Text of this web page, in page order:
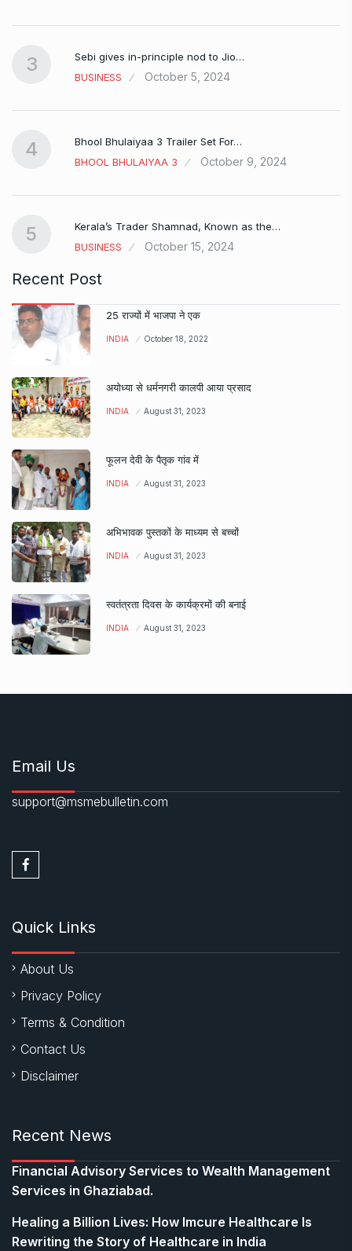
3
Sebi gives in-principle nod to Jio…
BUSINESS
October 5, 2024
4
Bhool Bhulaiyaa 3 Trailer Set For…
BHOOL BHULAIYAA 3
October 9, 2024
5
Kerala’s Trader Shamnad, Known as the…
BUSINESS
October 15, 2024
Recent Post
25 राज्यों में भाजपा ने एक
INDIA October 18, 2022
अयोध्या से धर्मनगरी कालपी आया प्रसाद
INDIA August 31, 2023
फूलन देवी के पैतृक गांव में
INDIA August 31, 2023
अभिभावक पुस्तकों के माध्यम से बच्चों
INDIA August 31, 2023
स्वतंत्रता दिवस के कार्यक्रमों की बनाई
INDIA August 31, 2023
Email Us
support@msmebulletin.com
Quick Links
About Us
Privacy Policy
Terms & Condition
Contact Us
Disclaimer
Recent News
Financial Advisory Services to Wealth Management
Services in Ghaziabad.
Healing a Billion Lives: How Imcure Healthcare Is
Rewriting the Story of Healthcare in India